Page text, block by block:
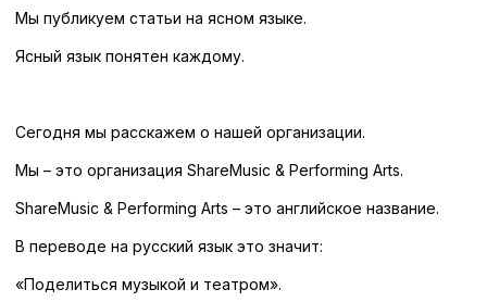
Мы публикуем статьи на ясном языке.
Ясный язык понятен каждому.
Сегодня мы расскажем о нашей организации.
Мы – это организация ShareMusic & Performing Arts.
ShareMusic & Performing Arts – это английское название.
В переводе на русский язык это значит:
«Поделиться музыкой и театром».